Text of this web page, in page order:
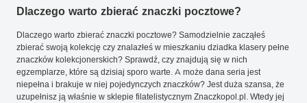
Dlaczego warto zbierać znaczki pocztowe?
Dlaczego warto zbierać znaczki pocztowe? Samodzielnie zacząłeś
zbierać swoją kolekcję czy znalazłeś w mieszkaniu dziadka klasery pełne
znaczków kolekcjonerskich? Sprawdź, czy znajdują się w nich
egzemplarze, które są dzisiaj sporo warte. A może dana seria jest
niepełna i brakuje w niej pojedynczych znaczków? Jest duża szansa, że
uzupełnisz ją właśnie w sklepie filatelistycznym Znaczkopol.pl. Wtedy jej